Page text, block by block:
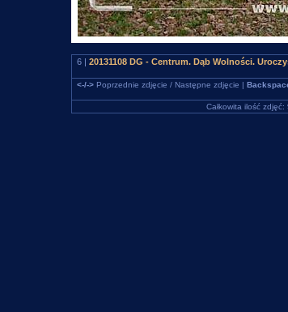
6 | 20131108 DG - Centrum. Dąb Wolności.
<-/->Poprzednie zdjęcie / Następne zdjęcie |
Całkowita ilość zdjęć: